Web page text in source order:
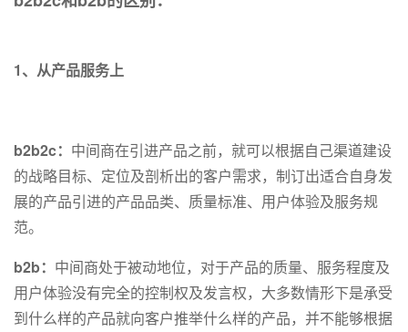
1、从产品服务上
b2b2c： 中间商在引进产品之前，就可以根据自己渠道建设
的战略目标、定位及剖析出的客户需求，制订出适合自身发
展的产品引进的产品品类、质量标准、用户体验及服务规
范。
b2b： 中间商处于被动地位，对于产品的质量、服务程度及
用户体验没有完全的控制权及发言权，大多数情形下是承受
到什么样的产品就向客户推举什么样的产品，并不能够根据